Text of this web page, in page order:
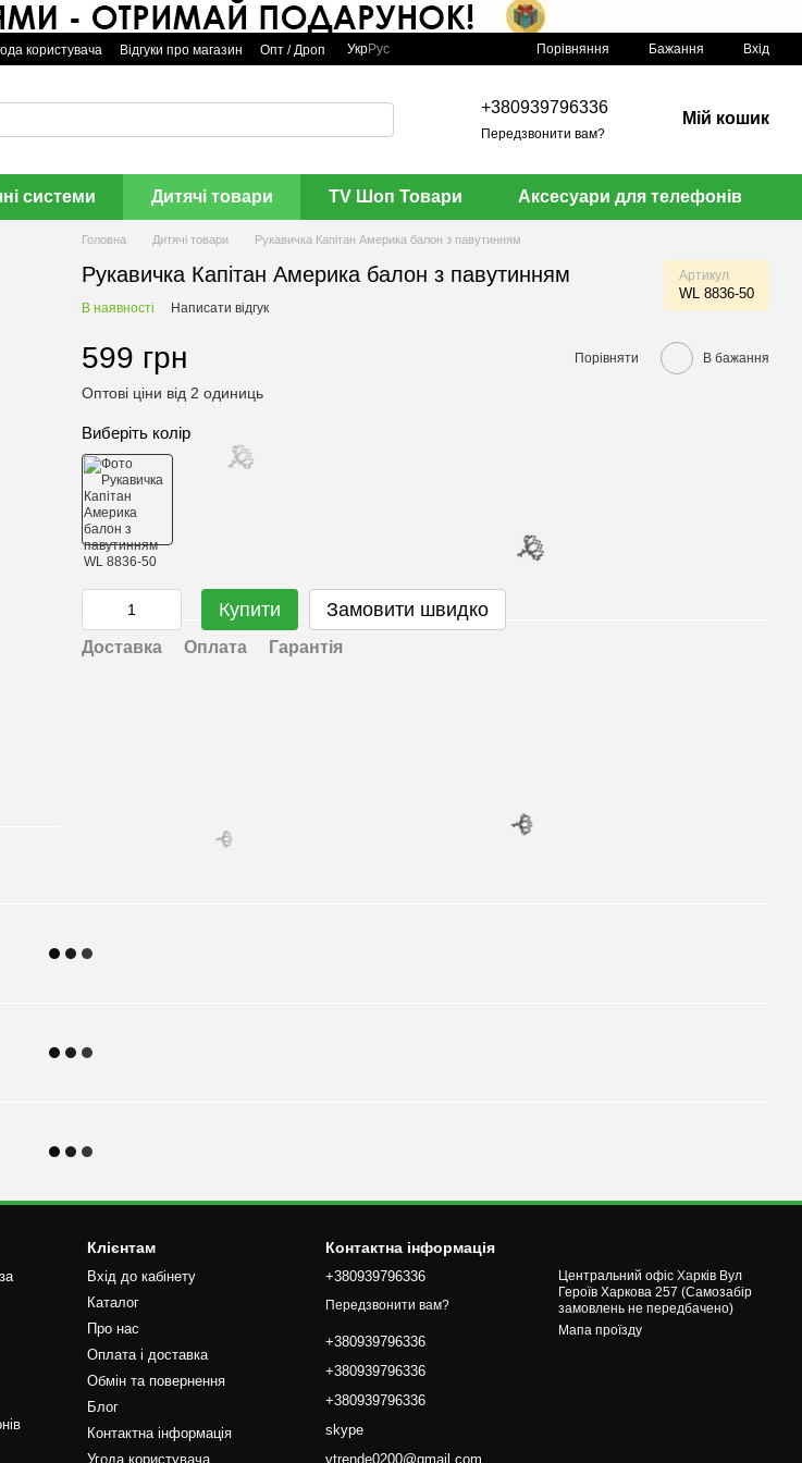
користувача Відгуки про магазин Опт / Дроп УкрРус Порівняння Бажання Вхід
+380939796336
Передзвонити вам?
Мій кошик
системи Дитячі товари TV Шоп Товари Аксесуари для телефонів
Головна Дитячі товари Рукавичка Капітан Америка балон з павутинням
Рукавичка Капітан Америка балон з павутинням Артикул
WL 8836-50
В наявності Написати відгук
599 грн Порівняти В бажання
Оптові ціни від 2 одиниць
Виберіть колір
Купити Замовити швидко
Доставка Оплата Гарантія
Клієнтам
Вхід до кабінету
Каталог
Про нас
Оплата і доставка
Обмін та повернення
Блог
Контактна інформація
Угода користувача
Контактна інформація
+380939796336
Передзвонити вам?
+380939796336
+380939796336
+380939796336
skype
vtrende0200@gmail.com
Центральний офіс Харків Вул
Героїв Харкова 257 (Самозабір
замовлень не передбачено)
Мапа проїзду
🌹
🌹